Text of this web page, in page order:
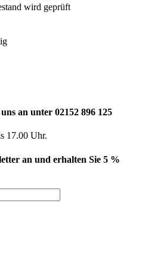
wird geprüft
an unter 02152 896 125
17.00 Uhr.
an und erhalten Sie 5 %